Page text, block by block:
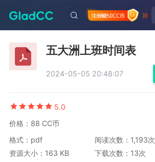
五大洲上班时间表
2024-05-05 20:48:07
5.0
价格：88 CC币
格式：pdf
阅读次数：1,193次
资源大小：163 KB
下载次数：13次